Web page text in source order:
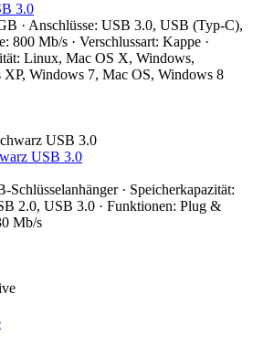
3.0
· Anschlüsse: USB 3.0, USB (Typ-C),
800 Mb/s · Verschlussart: Kappe ·
Linux, Mac OS X, Windows,
Windows 7, Mac OS, Windows 8
USB 3.0
· Speicherkapazität:
2.0, USB 3.0 · Funktionen: Plug &
Mb/s